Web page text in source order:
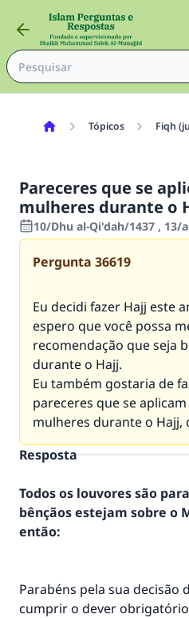
Tópicos Fiqh
Pareceres que se
mulheres durante o
10/Dhu al-Qi'dah/1437 , 13/
Pergunta 36619
Eu decidi fazer Hajj este
espero que você possa
recomendação que seja
durante o Hajj.
Eu também gostaria de
pareceres que se
mulheres durante o Hajj,
Resposta
Todos os louvores são
bênçãos estejam sobre o
então:
Parabéns pela sua decisão
cumprir o dever